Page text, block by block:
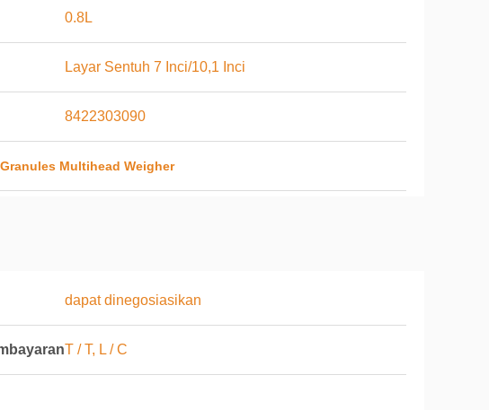
0.8L
Layar Sentuh 7 Inci/10,1 Inci
8422303090
Multihead Weigher
dapat dinegosiasikan
T / T, L / C